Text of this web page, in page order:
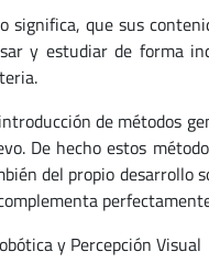
significa, que sus
y estudiar de forma
de métodos
De hecho estos
del propio desarrollo
y Percepción Visual